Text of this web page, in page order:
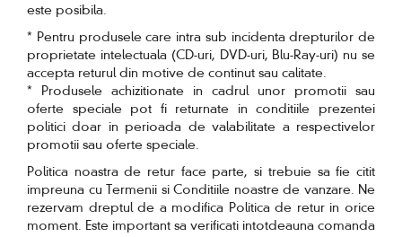
este posibila.
* Pentru produsele care intra sub incidenta drepturilor de
proprietate intelectuala (CD-uri, DVD-uri, Blu-Ray-uri) nu se
accepta returul din motive de continut sau calitate.
* Produsele achizitionate in cadrul unor promotii sau
oferte speciale pot fi returnate in conditiile prezentei
politici doar in perioada de valabilitate a respectivelor
promotii sau oferte speciale.
Politica noastra de retur face parte, si trebuie sa fie citit
impreuna cu Termenii si Conditiile noastre de vanzare. Ne
rezervam dreptul de a modifica Politica de retur in orice
moment. Este important sa verificati intotdeauna comanda